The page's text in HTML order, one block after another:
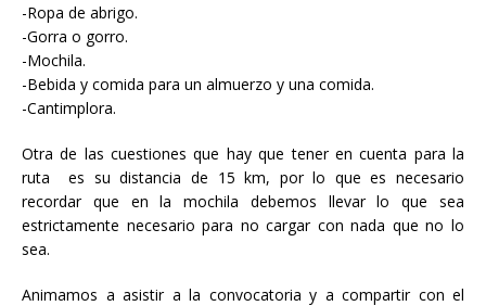
-Ropa de abrigo.
-Gorra o gorro.
-Mochila.
-Bebida y comida para un almuerzo y una comida.
-Cantimplora.
Otra de las cuestiones que hay que tener en cuenta para la
ruta es su distancia de 15 km, por lo que es necesario
recordar que en la mochila debemos llevar lo que sea
estrictamente necesario para no cargar con nada que no lo
sea.
Animamos a asistir a la convocatoria y a compartir con el